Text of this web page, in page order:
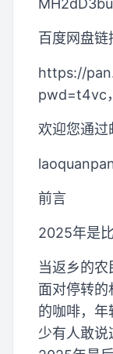
百度网盘链
https://
pwd=t4vc
欢迎您通过
前言
2025年是
当返乡的
面对停转
的咖啡，年
少有人敢说